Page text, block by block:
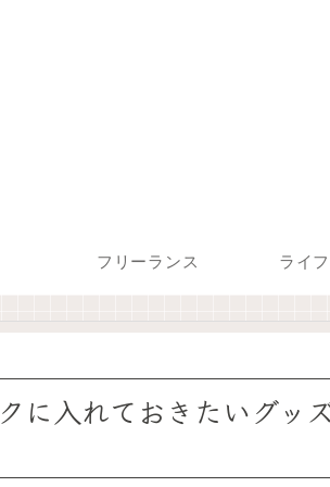
フリーランス ライ
に入れておきたいグッ